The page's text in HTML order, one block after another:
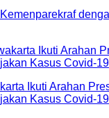
Ikuti Arahan
Kasus Covid-19